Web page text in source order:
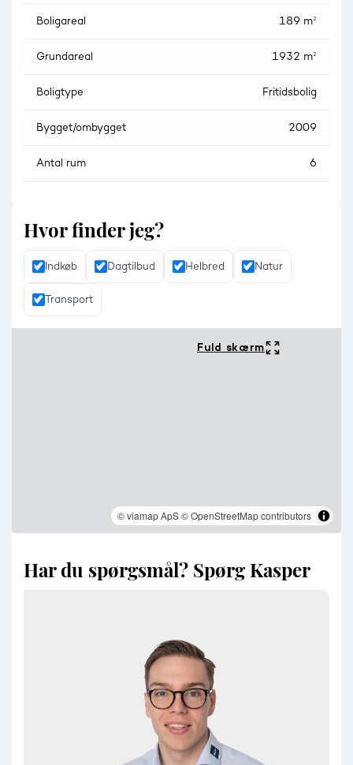
Boligareal 189 m²
Grundareal 1932 m²
Boligtype Fritidsbolig
Bygget/ombygget 2009
Antal rum 6
Hvor finder jeg?
Indkøb Dagtilbud Helbred Natur
Transport
Fuld skærm
© viamap ApS© OpenStreetMap contributors
Har du spørgsmål? Spørg Kasper